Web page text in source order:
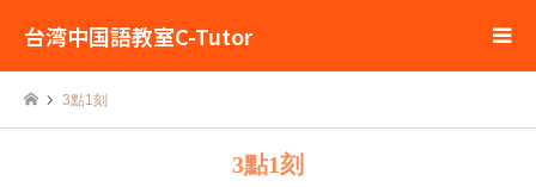
台湾中国語教室C-Tutor
3點1刻
3點1刻